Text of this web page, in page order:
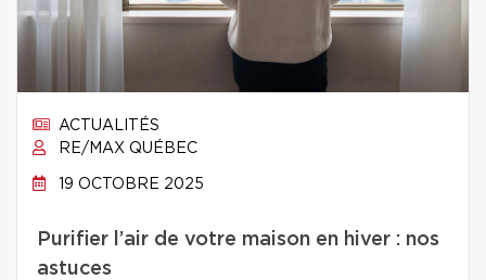
ACTUALITÉS
RE/MAX QUÉBEC
19 OCTOBRE 2025
Purifier l’air de votre maison en hiver : nos
astuces